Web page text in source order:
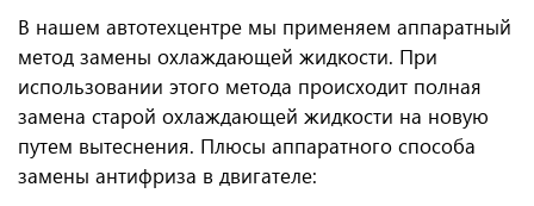
В нашем автотехцентре мы применяем аппаратный
метод замены охлаждающей жидкости. При
использовании этого метода происходит полная
замена старой охлаждающей жидкости на новую
путем вытеснения. Плюсы аппаратного способа
замены антифриза в двигателе: